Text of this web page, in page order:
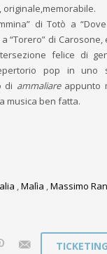
di Totò a
“Torero” di
felice di
pop in uno
di ammaliare appunto
musica ben fatta.
,Malìa ,Massimo
TICKETING